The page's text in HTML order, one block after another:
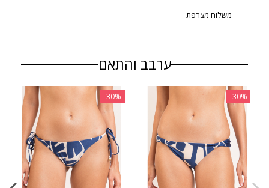
משלוח מצרפת
ערבב והתאם
‎-30%
‎-30%